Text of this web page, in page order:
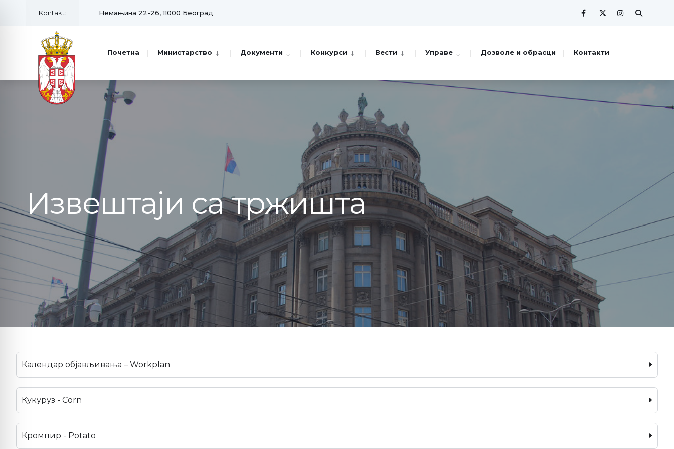
Kontakt: Немањина 22-26, 11000 Београд
Почетна Министарство Документи Конкурси Вести Управе Дозволе и обрасци Контакти
Извештаји са тржишта
Календар објављивања – Workplan
Кукуруз - Corn
Кромпир - Potato